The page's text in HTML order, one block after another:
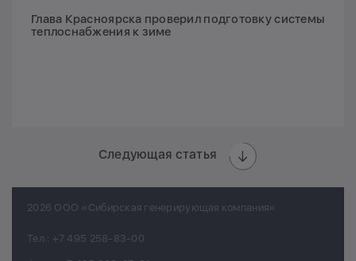
Глава Красноярска проверил подготовку системы
теплоснабжения к зиме
Следующая статья
2026 ООО «Сибирская генерирующая компания»
Тел.: +7 495 258-83-00